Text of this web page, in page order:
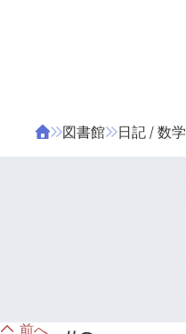
図書館 日記 / 数学
前へ